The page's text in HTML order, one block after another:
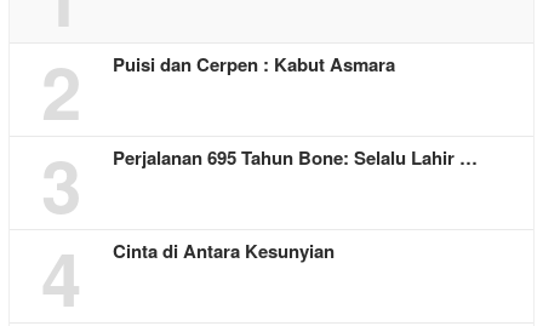
2 Puisi dan Cerpen : Kabut Asmara
3 Perjalanan 695 Tahun Bone: Selalu Lahir …
4 Cinta di Antara Kesunyian